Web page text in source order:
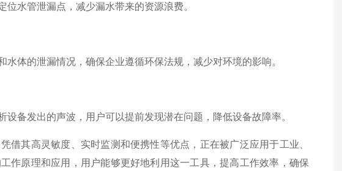
水管泄漏点，减少漏水带来的资源浪费。
的泄漏情况，确保企业遵循环保法规，减少对环境的影响。
发出的声波，用户可以提前发现潜在问题，降低设备故障率。
其高灵敏度、实时监测和便携性等优点，正在被广泛应用于工业、
作原理和应用，用户能够更好地利用这一工具，提高工作效率，确保